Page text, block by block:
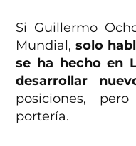
Si Guillermo
Mundial, solo
se ha hecho en
desarrollar
posiciones,
portería.